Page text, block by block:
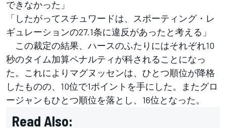
できなかった」
「したがってスチュワードは、スポーティング・レ
ギュレーションの27.1条に違反があったと考える」
この裁定の結果、ハースのふたりにはそれぞれ10
秒のタイム加算ペナルティが科されることになっ
た。これによりマグヌッセンは、ひとつ順位が降格
したものの、10位で1ポイントを手にした。またグロ
ージャンもひとつ順位を落とし、16位となった。
Read Also: